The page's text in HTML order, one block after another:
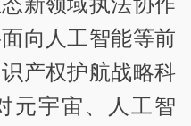
向人工智能等前
产权护航战略科
元宇宙、人工智